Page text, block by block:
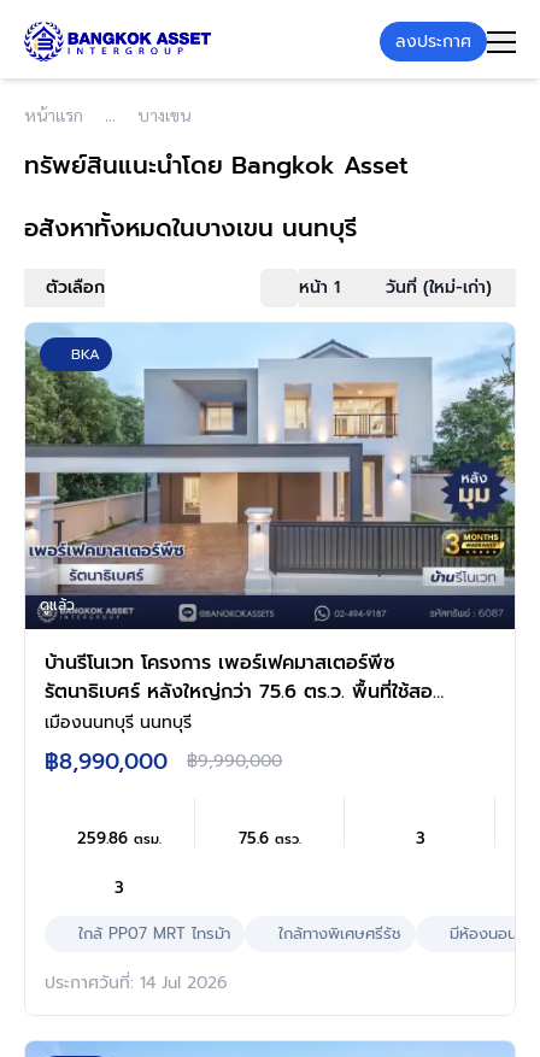
ลงประกาศ
หน้าแรก บางเขน
ทรัพย์สินแนะนำโดย Bangkok Asset
อสังหาทั้งหมดในบางเขน นนทบุรี
ตัวเลือก หน้า 1 วันที่ (ใหม่-เก่า)
BKA
ดูแล้ว
บ้านรีโนเวท โครงการ เพอร์เฟคมาสเตอร์พีซ
รัตนาธิเบศร์ หลังใหญ่กว่า 75.6 ตร.ว. พื้นที่ใช้สอย
259.86 ตร.ม. ฟังก์ชัน 4 ห้องนอน 3 ห้องน้ำ จอด
รถได้ 3 คัน บนทำเลเชื่อมต่อทุกการเดินทาง ใกล้
รถไฟฟ้าสายสีม่วง "สถานีไทรม้า" และจุดขึ้น
ทางด่วน "งามวงศ์วาน"
เมืองนนทบุรี นนทบุรี
฿8,990,000 ฿9,990,000
259.86ตรม. 75.6 ตรว. 3
3
ใกล้ PP07 MRT ไทรม้า
ใกล้ทางพิเศษศรีรัช มีห้องนอนล่า
ประกาศวันที่: 14 Jul 2026